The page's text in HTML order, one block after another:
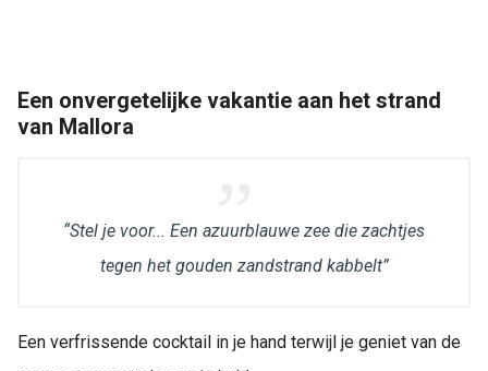
Een onvergetelijke vakantie aan het strand
van Mallora
“Stel je voor... Een azuurblauwe zee die zachtjes
tegen het gouden zandstrand kabbelt”
Een verfrissende cocktail in je hand terwijl je geniet van de